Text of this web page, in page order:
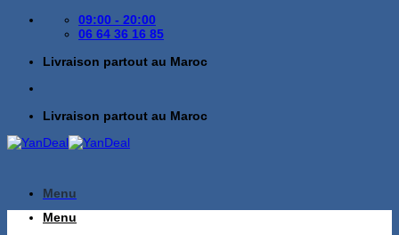
Passer
09:00 - 20:00
06 64 36 16 85
Livraison partout au Maroc
Livraison partout au Maroc
Menu
Menu